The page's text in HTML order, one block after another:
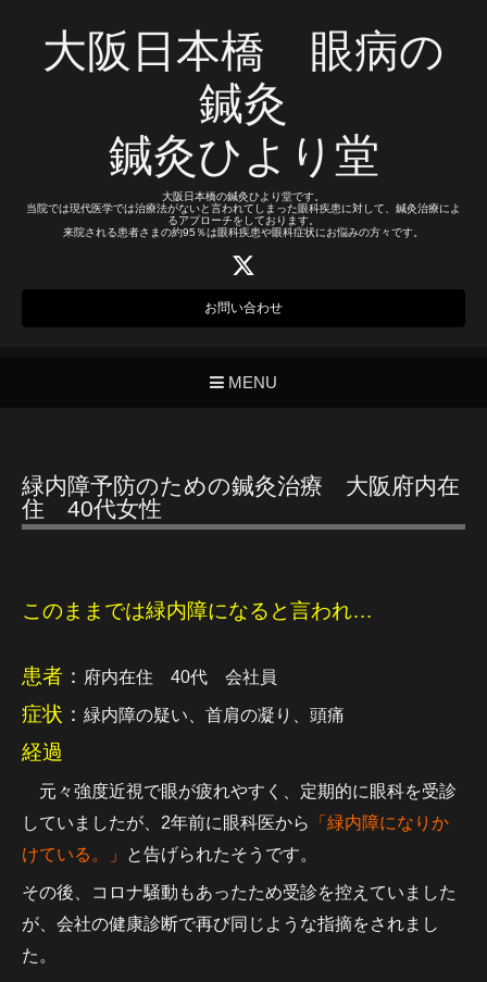
大阪日本橋 眼病の
鍼灸
鍼灸ひより堂
大阪日本橋の鍼灸ひより堂です。
当院では現代医学では治療法がないと言われてしまった眼科疾患に対して、鍼灸治療によ
るアプローチをしております。
来院される患者さまの約95％は眼科疾患や眼科症状にお悩みの方々です。
お問い合わせ
MENU
緑内障予防のための鍼灸治療 大阪府内在
住 40代女性
このままでは緑内障になると言われ…
患者 ： 府内在住 40代 会社員
症状 ： 緑内障の疑い、首肩の凝り、頭痛
経過
元々強度近視で眼が疲れやすく、定期的に眼科を受診
していましたが、2年前に眼科医から
「緑内障になりか
けている。」
と告げられたそうです。
その後、コロナ騒動もあったため受診を控えていました
が、会社の健康診断で再び同じような指摘をされまし
た。